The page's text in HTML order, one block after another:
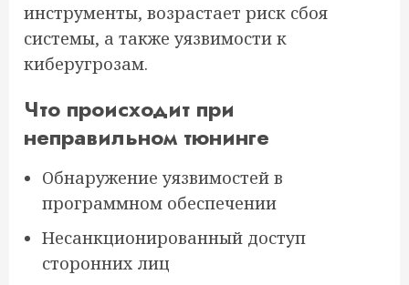
инструменты, возрастает риск сбоя
системы, а также уязвимости к
киберугрозам.
Что происходит при
неправильном тюнинге
Обнаружение уязвимостей в
программном обеспечении
Несанкционированный доступ
сторонних лиц